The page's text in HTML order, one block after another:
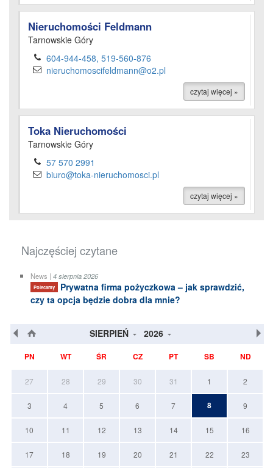
Nieruchomości Feldmann
Tarnowskie Góry
604-944-458, 519-560-876
nieruchomoscifeldmann@o2.pl
czytaj więcej »
Toka Nieruchomości
Tarnowskie Góry
57 570 2991
biuro@toka-nieruchomosci.pl
czytaj więcej »
Najczęściej czytane
News | 4 sierpnia 2026
Polecamy
Prywatna firma pożyczkowa – jak sprawdzić,
czy ta opcja będzie dobra dla mnie?
SIERPIEŃ 2026
PN WT ŚR CZ PT SB ND
27 28 29 30 31 1 2
3 4 5 6 7 8 9
10 11 12 13 14 15 16
17 18 19 20 21 22 23